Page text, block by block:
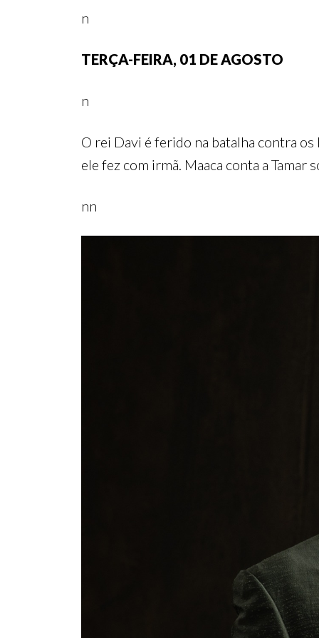
n
TERÇA-FEIRA, 01 DE AGOSTO
n
O rei Davi é ferido na batalha contra
ele fez com irmã. Maaca conta a
nn